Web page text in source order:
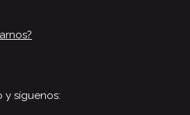
y síguenos: